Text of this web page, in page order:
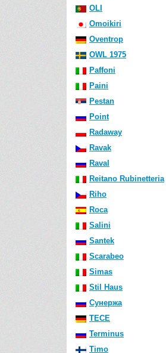
OLI
Omoikiri
Oventrop
OWL 1975
Paffoni
Paini
Pestan
Point
Radaway
Ravak
Raval
Reitano Rubinetteria
Riho
Roca
Salini
Santek
Scarabeo
Simas
Stil Haus
Сунержа
TECE
Terminus
Timo